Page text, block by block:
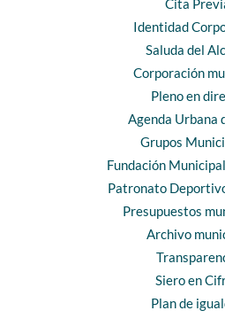
Cita
Identidad
Saluda del
Corporación
Pleno en
Agenda Urbana
Grupos
Fundación
Patronato
Presupuestos
Archivo
Siero en
Plan de